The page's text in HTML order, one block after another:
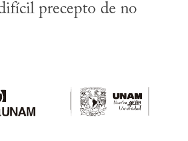
precepto de no